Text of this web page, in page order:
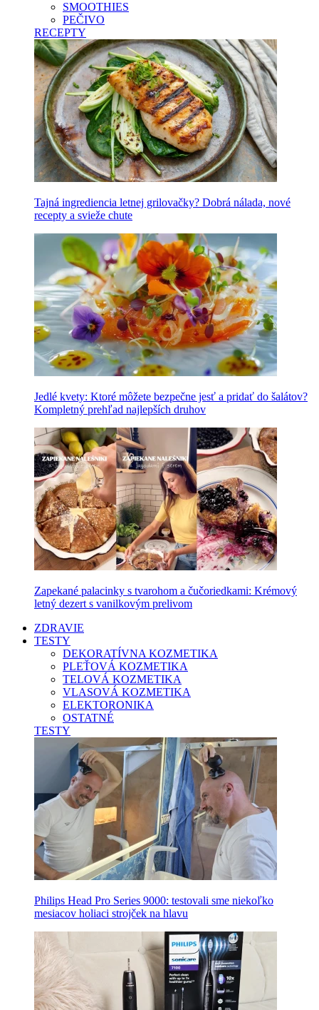
SMOOTHIES
PEČIVO
RECEPTY
Tajná ingrediencia letnej grilovačky? Dobrá nálada, nové
recepty a svieže chute
Jedlé kvety: Ktoré môžete bezpečne jesť a pridať do šalátov?
Kompletný prehľad najlepších druhov
Zapekané palacinky s tvarohom a čučoriedkami: Krémový
letný dezert s vanilkovým prelivom
ZDRAVIE
TESTY
DEKORATÍVNA KOZMETIKA
PLEŤOVÁ KOZMETIKA
TELOVÁ KOZMETIKA
VLASOVÁ KOZMETIKA
ELEKTORONIKA
OSTATNÉ
TESTY
Philips Head Pro Series 9000: testovali sme niekoľko
mesiacov holiaci strojček na hlavu